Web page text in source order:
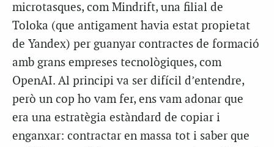
microtasques, com Mindrift, una filial de
Toloka (que antigament havia estat propietat
de Yandex) per guanyar contractes de formació
amb grans empreses tecnològiques, com
OpenAI. Al principi va ser difícil d’entendre,
però un cop ho vam fer, ens vam adonar que
era una estratègia estàndard de copiar i
enganxar: contractar en massa tot i saber que